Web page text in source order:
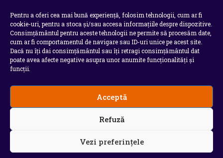
Pentru a oferi cea mai bună experiență, folosim tehnologii, cum ar fi
cookie-uri, pentru a stoca și/sau accesa informațiile despre dispozitive.
Consimțământul pentru aceste tehnologii ne permite să procesăm date,
cum ar fi comportamentul de navigare sau ID-uri unice pe acest site.
Dacă nu îți dai consimțământul sau îți retragi consimțământul dat
poate avea afecte negative asupra unor anumite funcționalități și
funcții.
Acceptă
Refuză
Vezi preferințele
Ministerul Educației
ministerul sanatatii Nu-ți uita istoria
Oana Filip
Prefectura dambovita
Primaria Dragodana
Primaria Lucieni
primaria Răzvad
Primaria Ulmi primăria Târgoviște
PSD Dambovita
psiholog
Serial Situatia Covid 19 Dambovita
Situație Covid-19
Universitatea Valahia
Copyright 2026 - Chindia Media
Utilizatorii pot descarca si tipari continut de pe acest
INTERZISE copierea, reproducerea, recompilarea,
decompilarea, distribuirea, publicarea, afisarea,
modificarea, crearea de produse sau servicii complete